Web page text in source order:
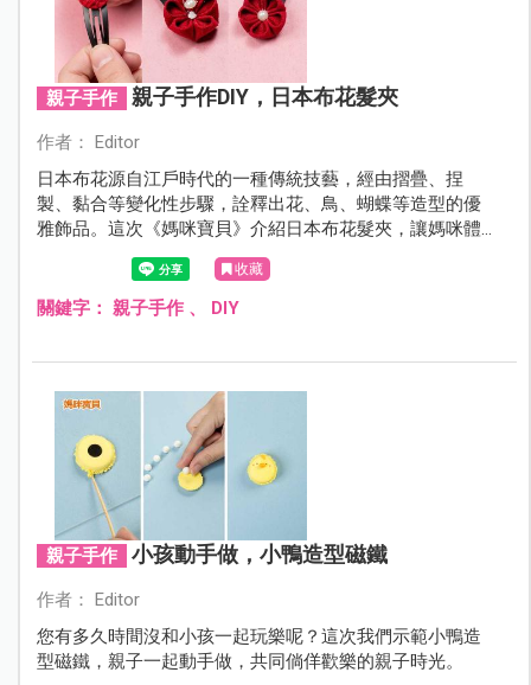
親子手作 親子手作DIY，日本布花髮夾
作者： Editor
日本布花源自江戶時代的一種傳統技藝，經由摺疊、捏
製、黏合等變化性步驟，詮釋出花、鳥、蝴蝶等造型的優
雅飾品。這次《媽咪寶貝》介紹日本布花髮夾，讓媽咪體
驗這充滿傳統風情的技藝之美。
收藏
關鍵字： 親子手作、 DIY
親子手作 小孩動手做，小鴨造型磁鐵
作者： Editor
您有多久時間沒和小孩一起玩樂呢？這次我們示範小鴨造
型磁鐵，親子一起動手做，共同倘佯歡樂的親子時光。